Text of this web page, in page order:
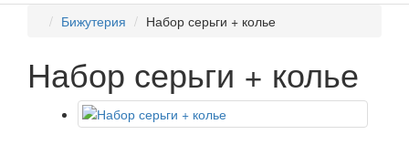
Бижутерия Набор серьги + колье
Набор серьги + колье